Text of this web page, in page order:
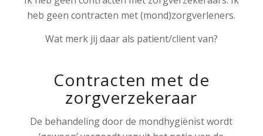
heb geen contracten met (mond)zorgverleners.
Wat merk jij daar als patient/client van?
Contracten met de
zorgverzekeraar
De behandeling door de mondhygiënist wordt